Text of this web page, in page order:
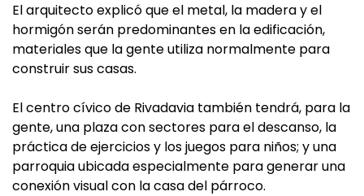
El arquitecto explicó que el metal, la madera y el
hormigón serán predominantes en la edificación,
materiales que la gente utiliza normalmente para
construir sus casas.
El centro cívico de Rivadavia también tendrá, para la
gente, una plaza con sectores para el descanso, la
práctica de ejercicios y los juegos para niños; y una
parroquia ubicada especialmente para generar una
conexión visual con la casa del párroco.